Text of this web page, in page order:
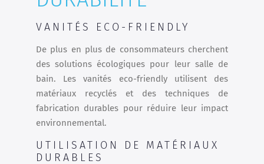
VANITÉS ECO-FRIENDLY
De plus en plus de consommateurs cherchent
des solutions écologiques pour leur salle de
bain. Les vanités eco-friendly utilisent des
matériaux recyclés et des techniques de
fabrication durables pour réduire leur impact
environnemental.
UTILISATION DE MATÉRIAUX
DURABLES